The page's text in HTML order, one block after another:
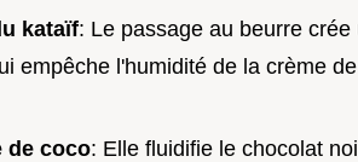
kataïf: Le passage au beurre
empêche l'humidité de la crème
de coco: Elle fluidifie le chocolat